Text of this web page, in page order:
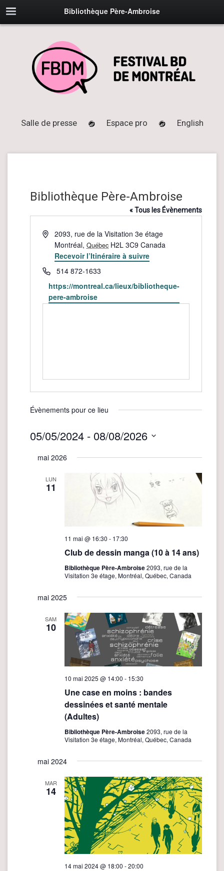
Bibliothèque Père-Ambroise
Salle de presse Espace pro English
Bibliothèque Père-Ambroise
« Tous les Évènements
Adresse2093, rue de la Visitation 3e étage
Montréal, Québec H2L 3C9 Canada
Recevoir l’Itinéraire à suivre
Téléphone
514 872-1633
Site
web
https://montreal.ca/lieux/bibliotheque-
pere-ambroise
Évènements pour ce lieu
05/05/2024 - 08/08/2026
unemai 2026
LUN
11
11 mai @ 16:30 - 17:30
Club de dessin manga (10 à 14 ans)
Bibliothèque Père-Ambroise2093, rue de la
Visitation 3e étage, Montréal, Québec, Canada
mai 2025
SAM
10
10 mai 2025 @ 14:00 - 15:30
Une case en moins : bandes
dessinées et santé mentale
(Adultes)
Bibliothèque Père-Ambroise2093, rue de la
Visitation 3e étage, Montréal, Québec, Canada
mai 2024
MAR
14
14 mai 2024 @ 18:00 -20:00